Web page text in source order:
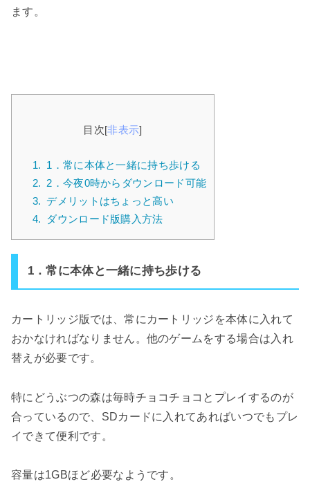
ます。
目次[非表示]
1. 1．常に本体と一緒に持ち歩ける
2. 2．今夜0時からダウンロード可能
3. デメリットはちょっと高い
4.
ダウンロード版購入方法
1．常に本体と一緒に持ち歩ける
カートリッジ版では、常にカートリッジを本体に入れて
おかなければなりません。他のゲームをする場合は入れ
替えが必要です。
特にどうぶつの森は毎時チョコチョコとプレイするのが
合っているので、SDカードに入れてあればいつでもプレ
イできて便利です。
容量は1GBほど必要なようです。